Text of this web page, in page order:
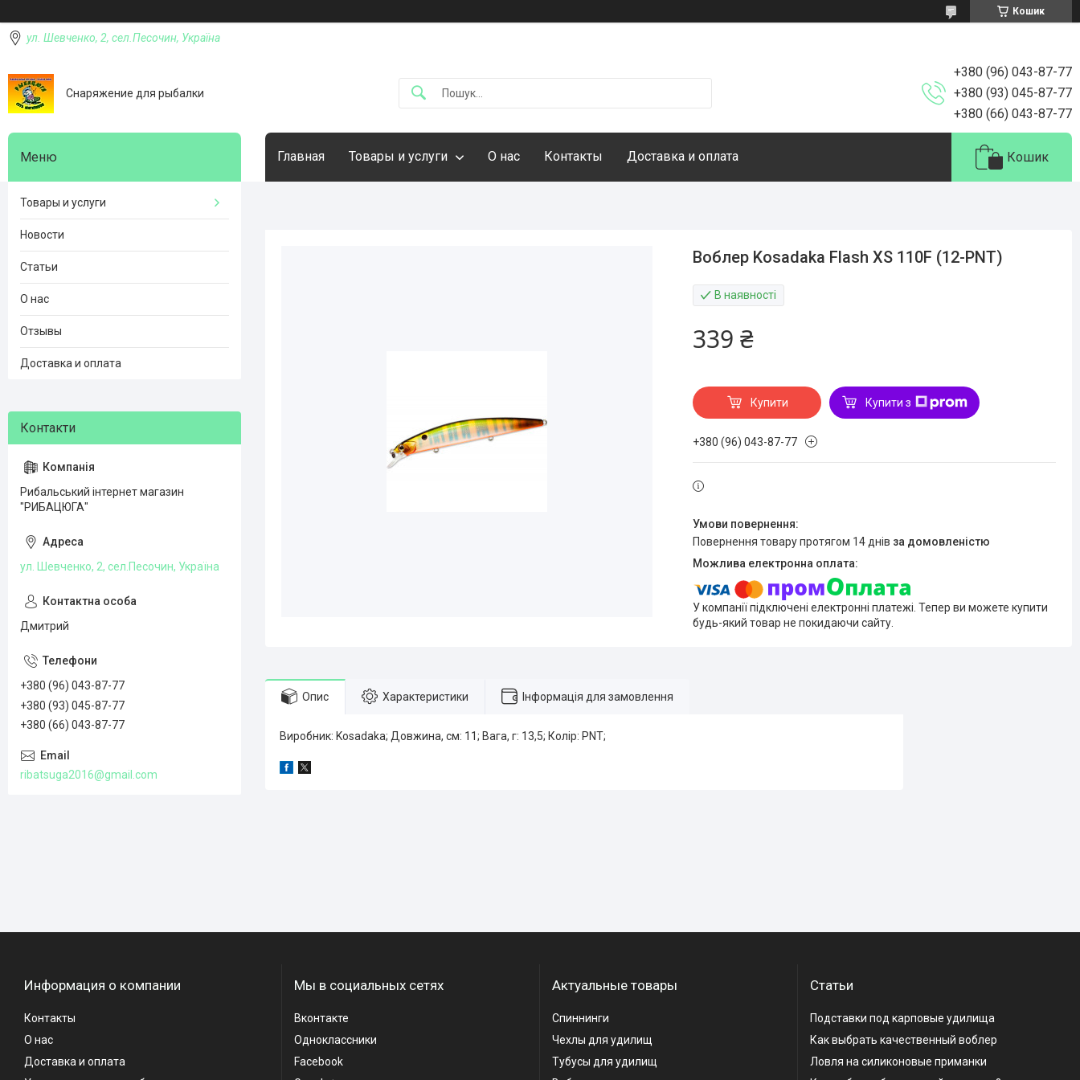
Кошик
ул. Шевченко, 2, сел.Песочин, Україна
Снаряжение для рыбалки
+380 (96) 043-87-77
+380 (93) 045-87-77
+380 (66) 043-87-77
Главная Товары и услуги О нас Контакты Доставка и оплата Кошик
Воблер Kosadaka Flash XS 110F (12-PNT)
В наявності
339 ₴
Купити Купити з
+380 (96) 043-87-77
повернення товару протягом 14 днів за домовленістю
У компанії підключені електронні платежі. Тепер ви можете купити
будь-який товар не покидаючи сайту.
Опис Характеристики Інформація для замовлення
Виробник: Kosadaka; Довжина, см: 11; Вага, г: 13,5; Колір: PNT;
Товары и услуги
Новости
Статьи
О нас
Отзывы
Доставка и оплата
Рибальський інтернет магазин
"РИБАЦЮГА"
ул. Шевченко, 2, сел.Песочин, Україна
Дмитрий
+380 (96) 043-87-77
+380 (93) 045-87-77
+380 (66) 043-87-77
ribatsuga2016@gmail.com
Информация о компании
Контакты
О нас
Доставка и оплата
Мы в социальных сетях
Вконтакте
Одноклассники
Facebook
Актуальные товары
Спиннинги
Чехлы для удилищ
Тубусы для удилищ
Статьи
Подставки под карповые удилища
Как выбрать качественный воблер
Ловля на силиконовые приманки